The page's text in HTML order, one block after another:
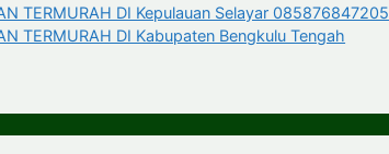
TERMURAH DI Kepulauan Selayar 085876847205
TERMURAH DI Kabupaten Bengkulu Tengah